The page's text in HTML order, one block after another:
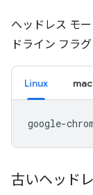
ヘッドレス モ
ドライン フラ
Linux
google-
古いヘッド